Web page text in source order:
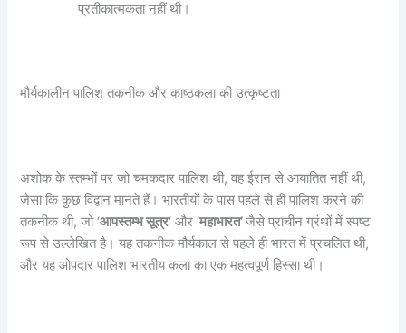
प्रतीकात्मकता नहीं थी।
मौर्यकालीन पालिश तकनीक और काष्ठकला की उत्कृष्टता
अशोक के स्तम्भों पर जो चमकदार पालिश थी, वह ईरान से आयातित नहीं थी,
जैसा कि कुछ विद्वान मानते हैं। भारतीयों के पास पहले से ही पालिश करने की
तकनीक थी, जो ‘आपस्तम्भ सूत्र‘ और ‘महाभारत’जैसे प्राचीन ग्रंथों में स्पष्ट
रूप से उल्लेखित है। यह तकनीक मौर्यकाल से पहले ही भारत में प्रचलित थी,
और यह ओपदार पालिश भारतीय कला का एक महत्वपूर्ण हिस्सा थी।